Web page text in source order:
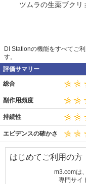
ツムラの生薬ブクリ
DI Stationの機能をすべてご利
す。
評価サマリー
総合
副作用頻度
持続性
エビデンスの確かさ
はじめてご利用の方
m3.comは
専門サイ